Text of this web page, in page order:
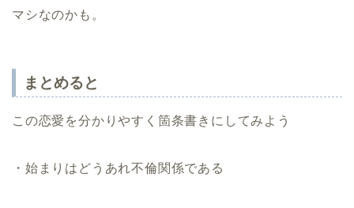
マシなのかも。
まとめると
この恋愛を分かりやすく箇条書きにしてみよう
・始まりはどうあれ不倫関係である